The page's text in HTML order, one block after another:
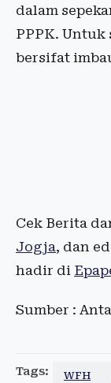
dalam
PPPK.
bersifat
Cek Berita
Jogja, dan
hadir di
Sumber :
Tags: WFH